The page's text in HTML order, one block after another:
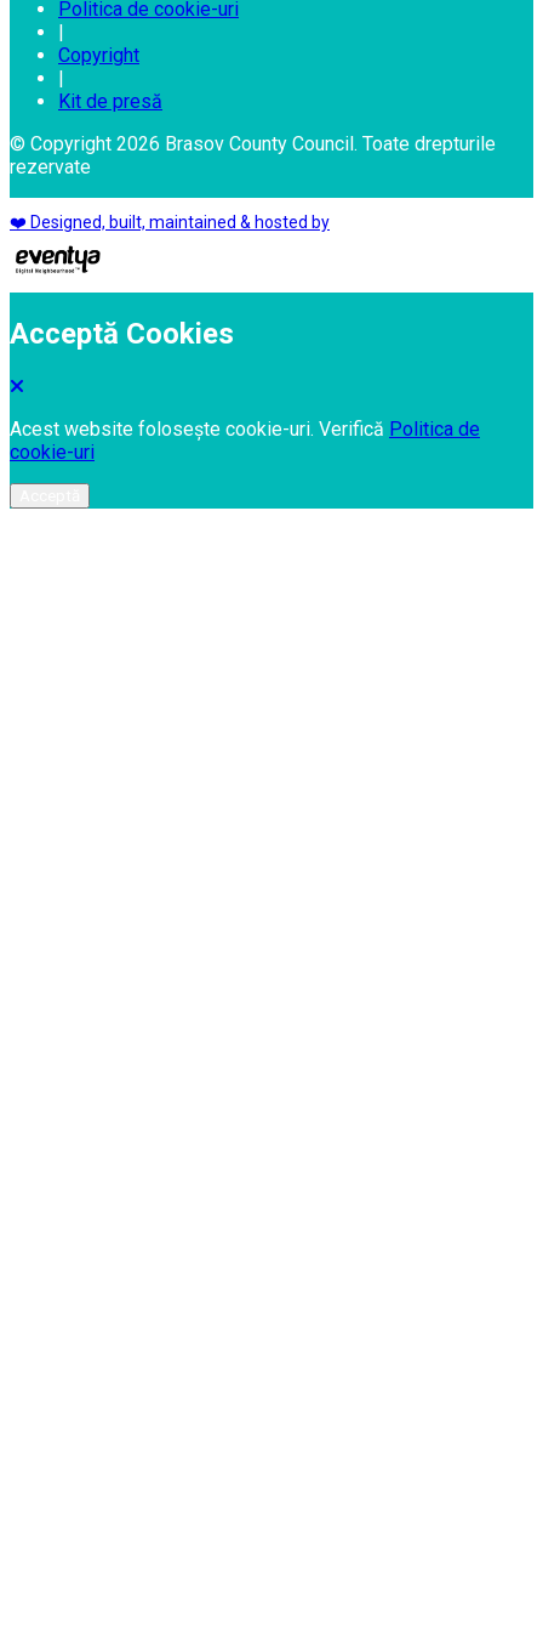
Politica de cookie-uri
Copyright
Kit de presă
© Copyright 2026 Brasov County Council. Toate drepturile
rezervate
❤️ Designed, built, maintained & hosted by
Acceptă Cookies
Acest website folosește cookie-uri. Verifică Politica de
cookie-uri